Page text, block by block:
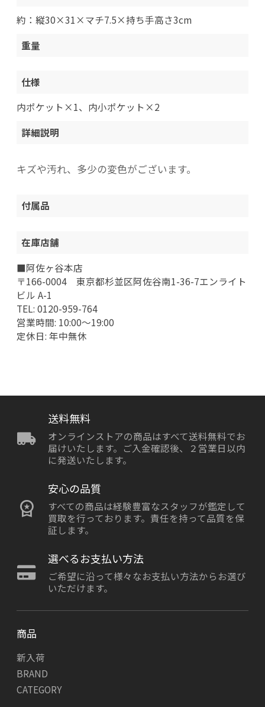
約：縦30×31×マチ7.5×持ち手高さ3cm
重量
仕様
内ポケット×1、内小ポケット×2
詳細説明
キズや汚れ、多少の変色がございます。
付属品
在庫店舗
■阿佐ヶ谷本店
〒166-0004 東京都杉並区阿佐谷南1-36-7エンライト
ビル A-1
TEL: 0120-959-764
営業時間: 10:00～19:00
定休日: 年中無休
送料無料
オンラインストアの商品はすべて送料無料でお
届けいたします。ご入金確認後、２営業日以内
に発送いたします。
安心の品質
すべての商品は経験豊富なスタッフが鑑定して
買取を行っております。責任を持って品質を保
証します。
選べるお支払い方法
ご希望に沿って様々なお支払い方法からお選び
いただけます。
商品
新入荷
BRAND
CATEGORY